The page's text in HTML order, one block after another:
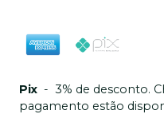
Pix - 3% de desconto.
pagamento estão